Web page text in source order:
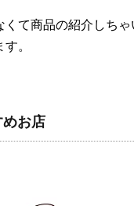
くて商品の紹介しち
。
めお店